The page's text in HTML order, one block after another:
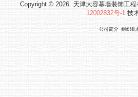
Copyright © 2026. 天津大容幕墙装饰工
12002832号-1 技
公司简介 组织机